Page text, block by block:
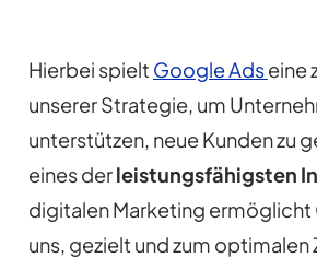
Hierbei spielt Google Adseine
unserer Strategie, um
unterstützen, neue Kunden zu
eines derleistungsfähigsten
digitalen Marketing ermöglicht
uns, gezielt und zum